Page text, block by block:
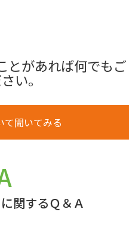
とがあれば何でもご
い。
て聞いてみる
関するＱ＆Ａ